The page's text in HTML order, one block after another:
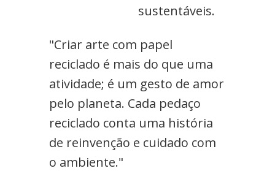
sustentáveis.
"Criar arte com papel
reciclado é mais do que uma
atividade; é um gesto de amor
pelo planeta. Cada pedaço
reciclado conta uma história
de reinvenção e cuidado com
o ambiente."